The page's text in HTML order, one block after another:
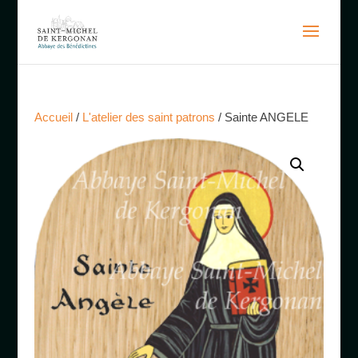
Accueil/ L'atelier des saint patrons / Sainte ANGELE